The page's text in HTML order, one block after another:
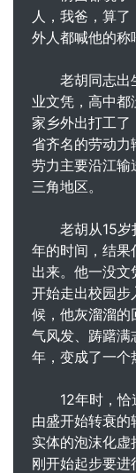
人，我爸，算
外人都喊他的称
老胡同志出
业文凭，高中都
家乡外出打工了
省齐名的劳动力
劳力主要沿江输
三角地区。
老胡从15岁
年的时间，结果
出来。他一没
开始走出校园步
候，他灰溜溜的
气风发、踌躇满
年，变成了一个
12年时，恰
由盛开始转衰的
实体的泡沫化
刚开始起步要进